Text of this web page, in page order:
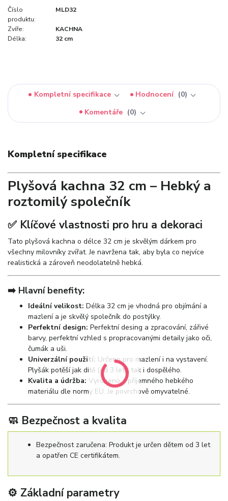
Číslo
produktu:
MLD32
Zvíře:
KACHNA
Délka:
32 cm
Kompletní specifikace Hodnocení
0
Komentáře
0
Kompletní specifikace
Plyšová kachna 32 cm – Hebký a
roztomilý společník
✅ Klíčové vlastnosti pro hru a dekoraci
Tato plyšová kachna o délce 32 cm je skvělým dárkem pro
všechny milovníky zvířat. Je navržena tak, aby byla co nejvíce
realistická a zároveň neodolatelně hebká.
➡️ Hlavní benefity:
Ideální velikost: Délka 32 cm je vhodná pro objímání a
mazlení a je skvělý společník do postýlky.
Perfektní design: Perfektní desing a zpracování, zářivé
barvy, perfektní vzhled s propracovanými detaily jako oči,
čumák a uši.
Univerzální použití: Určeno pro mazlení i na vystavení.
Plyšák potěší jak dítě (od 3 let), tak i dospělého.
Kvalita a údržba: Vyrobeno z příjemného hebkého
materiálu dle normy EU. Je povrchově omyvatelné.
🧼 Bezpečnost a kvalita
Bezpečnost zaručena: Produkt je určen dětem od 3 let
a opatřen CE certifikátem.
⚙️ Základní parametry